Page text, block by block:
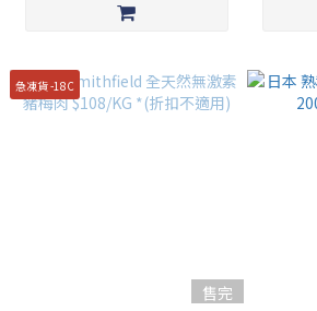
急凍貨 -18C
售完